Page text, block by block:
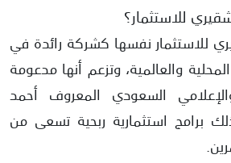
للاستثمار؟
للاستثمار نفسها كشركة رائدة في
والعالمية، وتزعم أنها مدعومة
السعودي المعروف أحمد
برامج استثمارية ربحية تسعى من